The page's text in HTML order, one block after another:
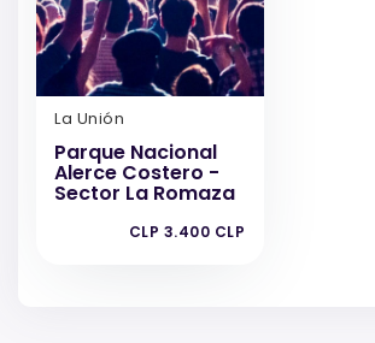
La Unión
Parque Nacional
Alerce Costero -
Sector La Romaza
CLP 3.400 CLP